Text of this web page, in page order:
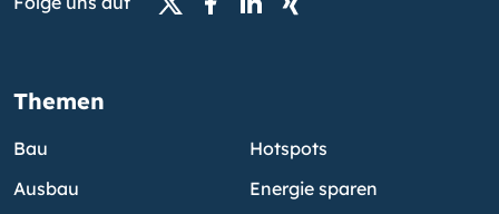
Themen
Bau
Ausbau
Hotspots
Energie sparen